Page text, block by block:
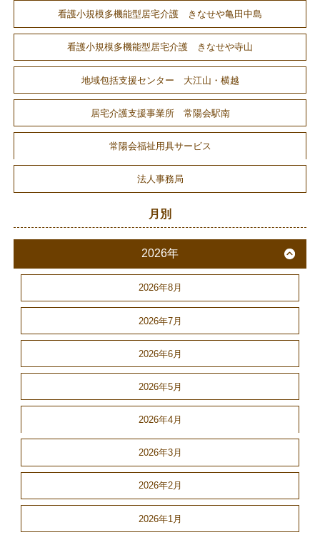
看護小規模多機能型居宅介護 きなせや亀田中島
看護小規模多機能型居宅介護 きなせや寺山
地域包括支援センター 大江山・横越
居宅介護支援事業所 常陽会駅南
常陽会福祉用具サービス
法人事務局
月別
2026年
2026年8月
2026年7月
2026年6月
2026年5月
2026年4月
2026年3月
2026年2月
2026年1月